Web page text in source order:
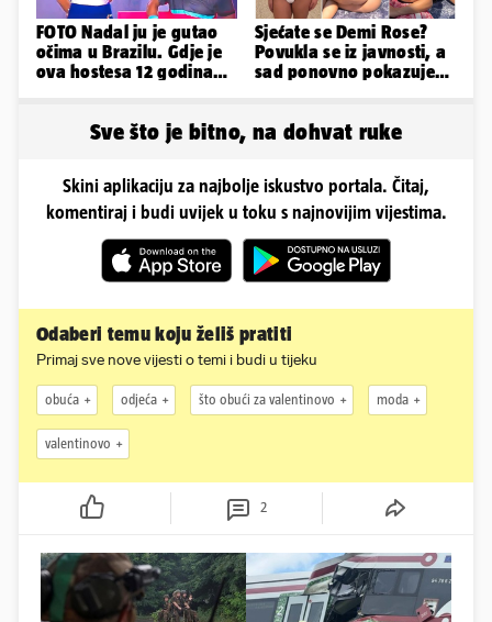
FOTO Nadal ju je gutao
očima u Brazilu. Gdje je
ova hostesa 12 godina
Sjećate se Demi Rose?
Povukla se iz javnosti, a
sad ponovno pokazuje
Sve što je bitno, na dohvat ruke
Skini aplikaciju za najbolje iskustvo portala. Čitaj,
komentiraj i budi uvijek u toku s najnovijim vijestima.
Odaberi temu koju želiš pratiti
Primaj sve nove vijesti o temi i budi u tijeku
obuća odjeća što obući za valentinovo moda
valentinovo
2